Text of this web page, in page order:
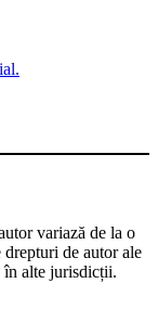
variază de la o
de autor ale
alte jurisdicții.